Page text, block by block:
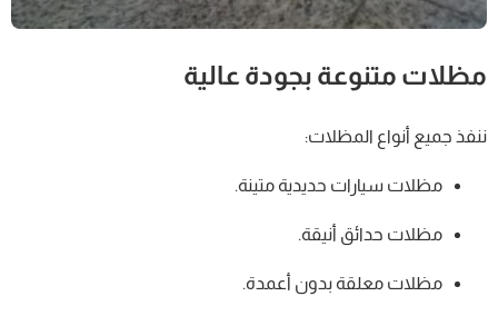
مظلات متنوعة بجودة عالية
ننفذ جميع أنواع المظلات:
مظلات سيارات حديدية متينة.
مظلات حدائق أنيقة.
مظلات معلقة بدون أعمدة.